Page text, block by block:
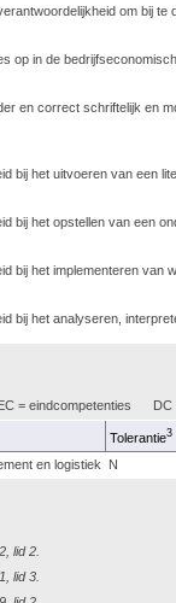
om bij
op in de
en correct schriftelijk en
bij het uitvoeren van een
bij het opstellen van een
bij het implementeren
bij het analyseren,
= eindcompetenties DC
Tolerantie3
en logistiek N
lid 2.
lid 3.